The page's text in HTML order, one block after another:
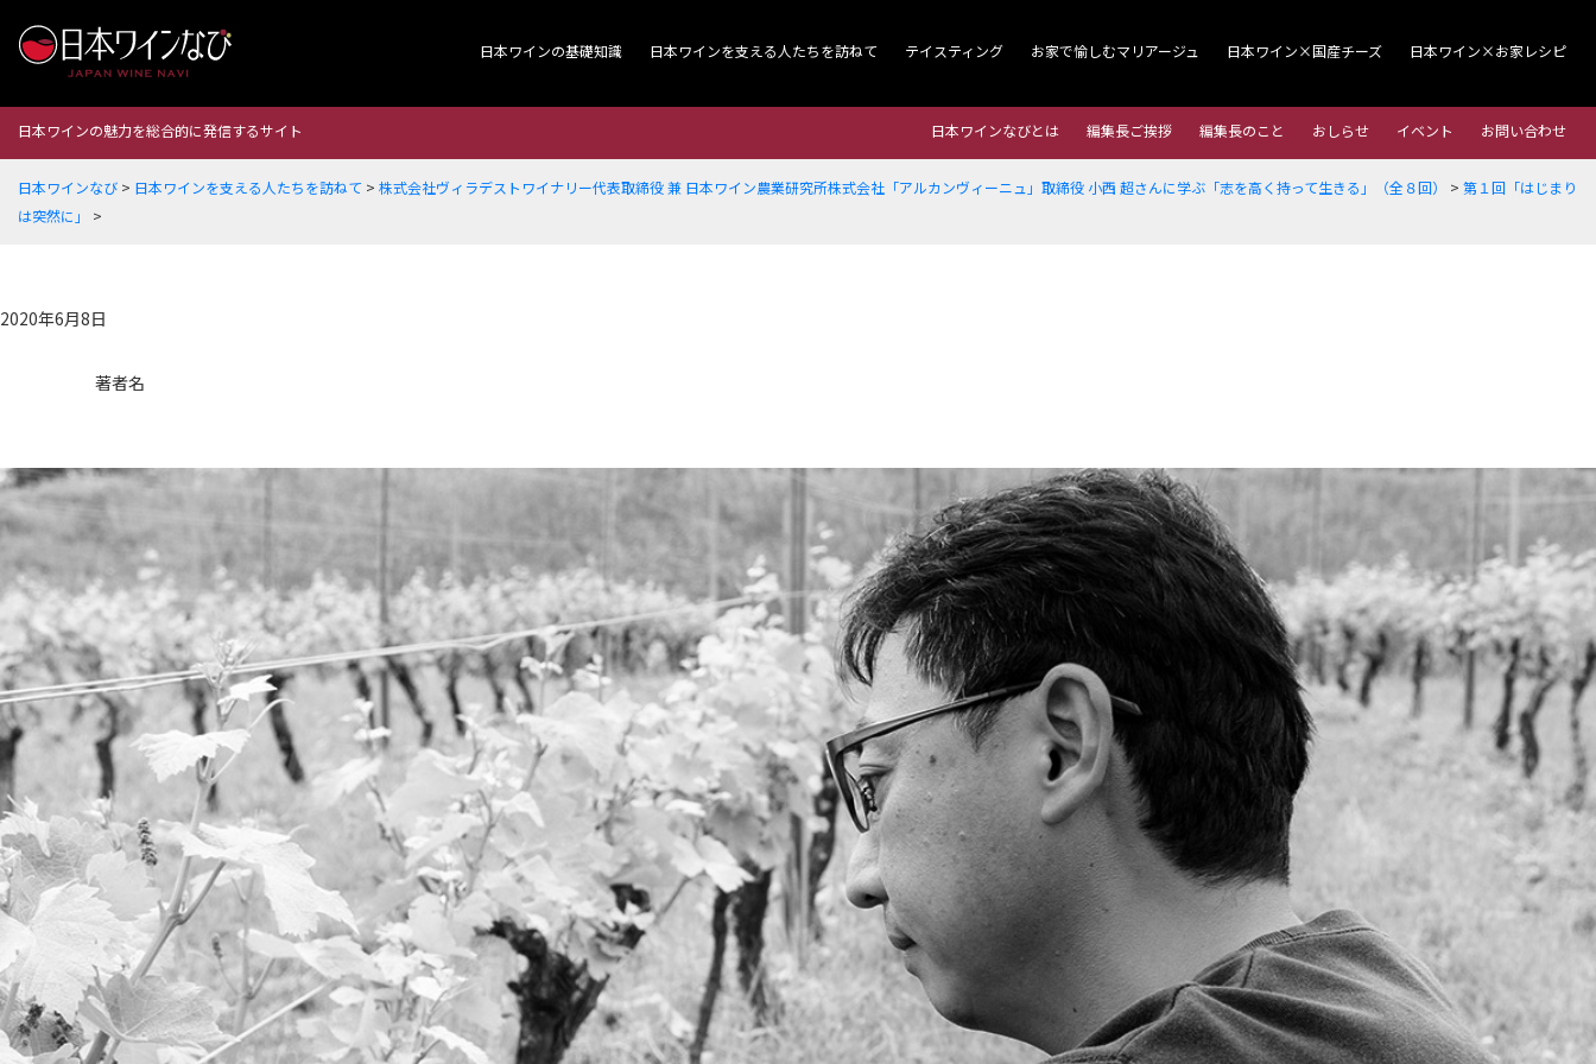
日本ワインの基礎知識 日本ワインを支える人たちを訪ねて テイスティング お家で愉しむマリアージュ 日本ワイン×国産チーズ 日本ワイン×お家レシピ
日本ワインの魅力を総合的に発信するサイト 日本ワインなびとは 編集長ご挨拶 編集長のこと おしらせ イベント お問い合わせ
日本ワインなび > 日本ワインを支える人たちを訪ねて > 株式会社ヴィラデストワイナリー代表取締役 兼 日本ワイン農業研究所株式会社「アルカンヴィーニュ」取締役 小西 超さんに学ぶ「志を高く持って生きる」（全８回） > 第１回「はじまり
は突然に」
>
2020年6月8日
著者名